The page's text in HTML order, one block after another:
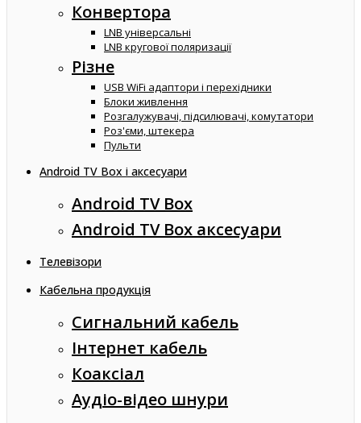
Конвертора
LNB універсальні
LNB кругової поляризації
Різне
USB WiFi адаптори і перехідники
Блоки живлення
Розгалужувачі, підсилювачі, комутатори
Роз'єми, штекера
Пульти
Android TV Box і аксесуари
Android TV Box
Android TV Box аксесуари
Телевізори
Кабельна продукція
Сигнальний кабель
Інтернет кабель
Коаксіал
Аудіо-відео шнури